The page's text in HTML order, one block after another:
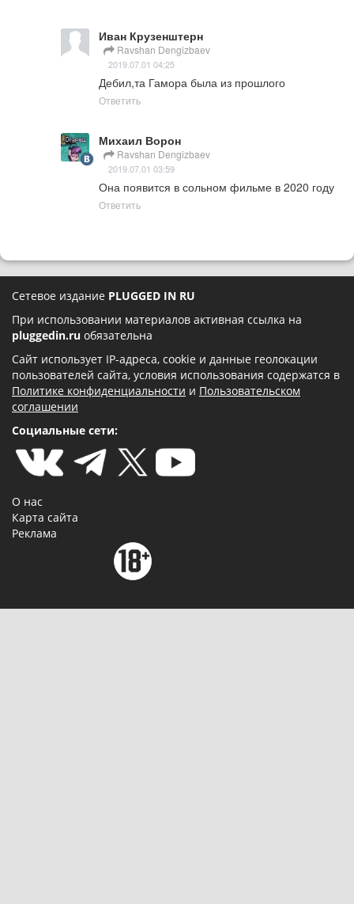
Иван Крузенштерн
Ravshan Dengizbaev
2019.07.01 04:25
Дебил,та Гамора была из прошлого
Ответить
Михаил Ворон
Ravshan Dengizbaev
2019.07.01 03:59
Она появится в сольном фильме в 2020 году
Ответить
Сетевое издание PLUGGED IN RU
При использовании материалов активная ссылка на
pluggedin.ru обязательна
Сайт использует IP-адреса, cookie и данные геолокации
пользователей сайта, условия использования содержатся в
Политике конфиденциальности и Пользовательском
соглашении
Социальные сети:
О нас
Карта сайта
Реклама